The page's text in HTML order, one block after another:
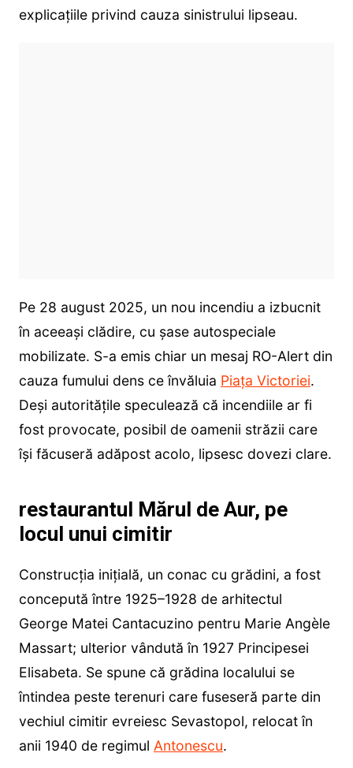
explicațiile privind cauza sinistrului lipseau.
Pe 28 august 2025, un nou incendiu a izbucnit
în aceeași clădire, cu șase autospeciale
mobilizate. S-a emis chiar un mesaj RO-Alert din
cauza fumului dens ce învăluia Piața Victoriei.
Deși autoritățile speculează că incendiile ar fi
fost provocate, posibil de oamenii străzii care
își făcuseră adăpost acolo, lipsesc dovezi clare.
restaurantul Mărul de Aur, pe
locul unui cimitir
Construcția inițială, un conac cu grădini, a fost
concepută între 1925–1928 de arhitectul
George Matei Cantacuzino pentru Marie Angèle
Massart; ulterior vândută în 1927 Principesei
Elisabeta. Se spune că grădina localului se
întindea peste terenuri care fuseseră parte din
vechiul cimitir evreiesc Sevastopol, relocat în
anii 1940 de regimul Antonescu.